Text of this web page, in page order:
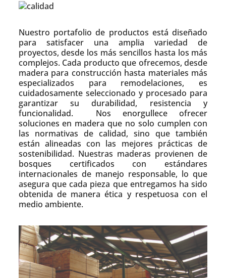
Nuestro portafolio de productos está diseñado
para satisfacer una amplia variedad de
proyectos, desde los más sencillos hasta los más
complejos. Cada producto que ofrecemos, desde
madera para construcción hasta materiales más
especializados para remodelaciones, es
cuidadosamente seleccionado y procesado para
garantizar su durabilidad, resistencia y
funcionalidad. Nos enorgullece ofrecer
soluciones en madera que no solo cumplen con
las normativas de calidad, sino que también
están alineadas con las mejores prácticas de
sostenibilidad. Nuestras maderas provienen de
bosques certificados con estándares
internacionales de manejo responsable, lo que
asegura que cada pieza que entregamos ha sido
obtenida de manera ética y respetuosa con el
medio ambiente.